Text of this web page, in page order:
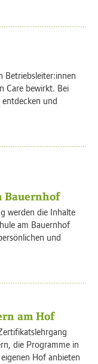
Betriebsleiter:innen
Care bewirkt. Bei
und
Bauernhof
werden die Inhalte
am Bauernhof
und
am Hof
die Programme in
Hof anbieten